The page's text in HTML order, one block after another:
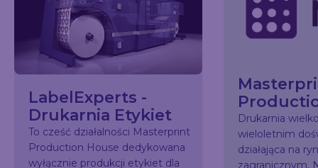
LabelExperts -
Drukarnia Etykiet
To cześć działalności Masterprint
Production House dedykowana
wyłącznie produkcji etykiet dla
Drukarnia
wieloletnim
działająca na
zagranicznym.